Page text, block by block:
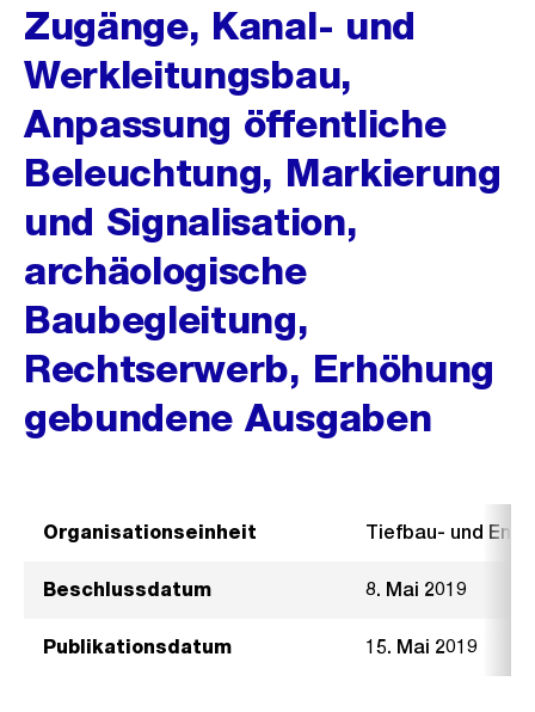
Zugänge, Kanal- und
Werkleitungsbau,
Anpassung öffentliche
Beleuchtung, Markierung
und Signalisation,
archäologische
Baubegleitung,
Rechtserwerb, Erhöhung
gebundene Ausgaben
Organisationseinheit Tiefbau- und
Beschlussdatum 8. Mai 2019
Publikationsdatum 15. Mai 2019